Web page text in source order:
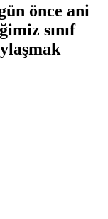
önce ani
sınıf